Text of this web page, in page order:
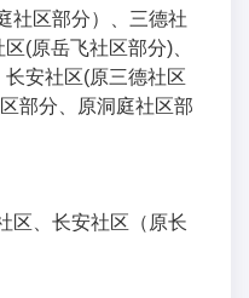
社区部分）、三德社
(原岳飞社区部分)、
安社区(原三德社区
部分、原洞庭社区部
区、长安社区（原长